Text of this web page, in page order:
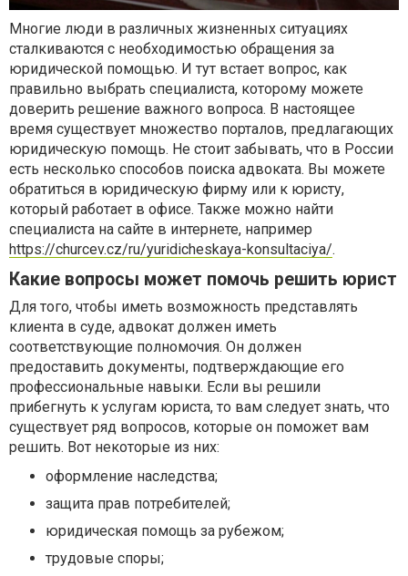
Многие люди в различных жизненных ситуациях
сталкиваются с необходимостью обращения за
юридической помощью. И тут встает вопрос, как
правильно выбрать специалиста, которому можете
доверить решение важного вопроса. В настоящее
время существует множество порталов, предлагающих
юридическую помощь. Не стоит забывать, что в России
есть несколько способов поиска адвоката. Вы можете
обратиться в юридическую фирму или к юристу,
который работает в офисе. Также можно найти
специалиста на сайте в интернете, например
https://churcev.cz/ru/yuridicheskaya-konsultaciya/.
Какие вопросы может помочь решить юрист
Для того, чтобы иметь возможность представлять
клиента в суде, адвокат должен иметь
соответствующие полномочия. Он должен
предоставить документы, подтверждающие его
профессиональные навыки. Если вы решили
прибегнуть к услугам юриста, то вам следует знать, что
существует ряд вопросов, которые он поможет вам
решить. Вот некоторые из них:
оформление наследства;
защита прав потребителей;
юридическая помощь за рубежом;
трудовые споры;